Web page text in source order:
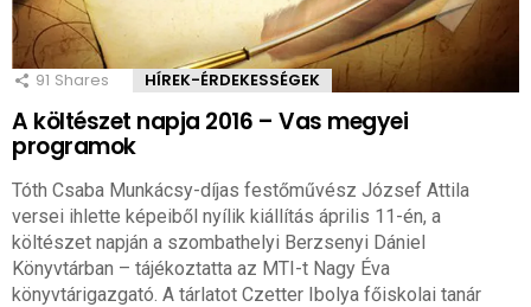
91 Shares HÍREK-ÉRDEKESSÉGEK
A költészet napja 2016 – Vas megyei
programok
Tóth Csaba Munkácsy-díjas festőművész József Attila
versei ihlette képeiből nyílik kiállítás április 11-én, a
költészet napján a szombathelyi Berzsenyi Dániel
Könyvtárban – tájékoztatta az MTI-t Nagy Éva
könyvtárigazgató. A tárlatot Czetter Ibolya főiskolai tanár